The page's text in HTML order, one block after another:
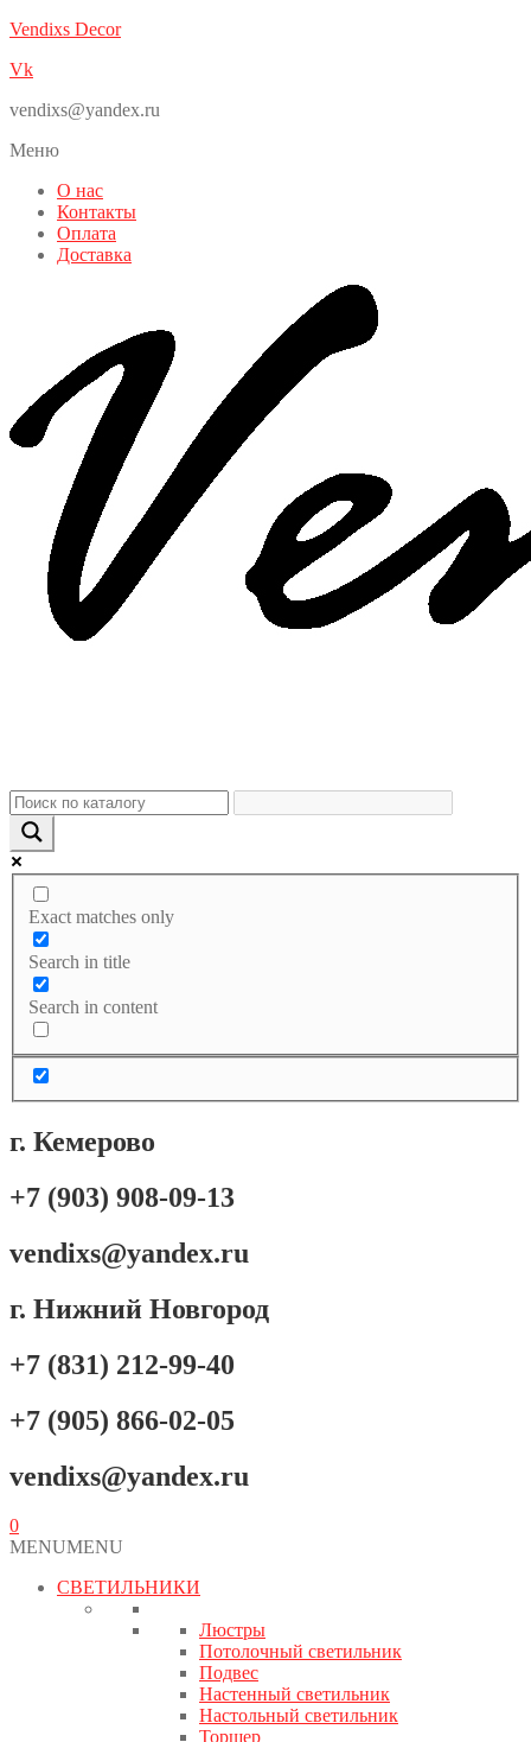
Vendixs Decor
Vk
vendixs@yandex.ru
Меню
О нас
Контакты
Оплата
Доставка
Exact matches only
Search in title
Search in content
г. Кемерово
+7 (903) 908-09-13
vendixs@yandex.ru
г. Нижний Новгород
+7 (831) 212-99-40
+7 (905) 866-02-05
vendixs@yandex.ru
0
MENUMENU
СВЕТИЛЬНИКИ
Люстры
Потолочный светильник
Подвес
Настенный светильник
Настольный светильник
Торшер